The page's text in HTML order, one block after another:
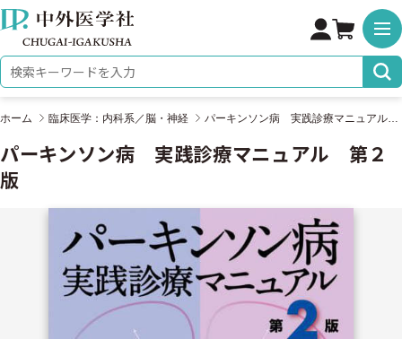
株式会社 中外医学社
検索キーワード
ホーム 臨床医学：内科系／脳・神経 パーキンソン病 実践診療マニュアル 第２版
パーキンソン病 実践診療マニュアル 第２
版